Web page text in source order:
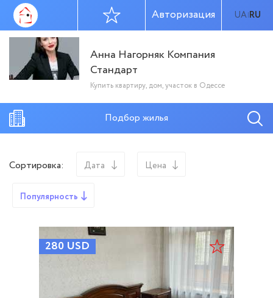
UA|RU
Авторизация
Анна Нагорняк Компания
Стандарт
Купить квартиру, дом, участок в Одессе
Подбор жилья
Сортировка: Дата Цена
Популярность
280 USD